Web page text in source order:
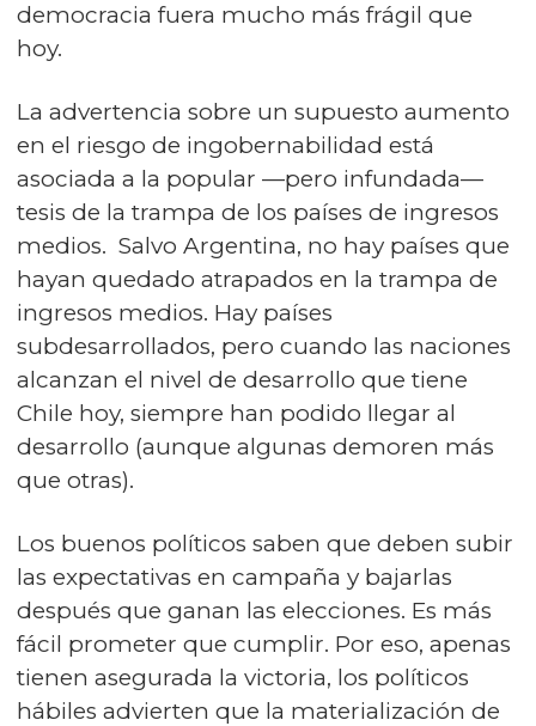
democracia fuera mucho más frágil que
hoy.
La advertencia sobre un supuesto aumento
en el riesgo de ingobernabilidad está
asociada a la popular —pero infundada—
tesis de la trampa de los países de ingresos
medios. Salvo Argentina, no hay países que
hayan quedado atrapados en la trampa de
ingresos medios. Hay países
subdesarrollados, pero cuando las naciones
alcanzan el nivel de desarrollo que tiene
Chile hoy, siempre han podido llegar al
desarrollo (aunque algunas demoren más
que otras).
Los buenos políticos saben que deben subir
las expectativas en campaña y bajarlas
después que ganan las elecciones. Es más
fácil prometer que cumplir. Por eso, apenas
tienen asegurada la victoria, los políticos
hábiles advierten que la materialización de